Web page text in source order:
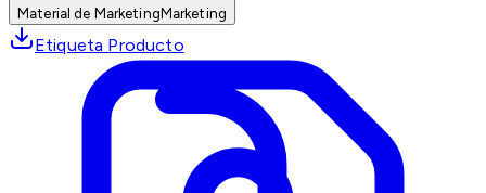
Material de MarketingMarketing
Etiqueta Producto